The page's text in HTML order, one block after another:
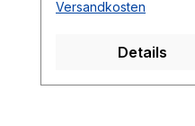
Aufschrift zu sehen
bei der Belag
inklusive.Bei den
Versandkosten
Details